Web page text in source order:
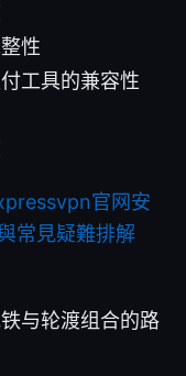
性
工具的兼容性
官网安
常見疑難排解
与轮渡组合的路